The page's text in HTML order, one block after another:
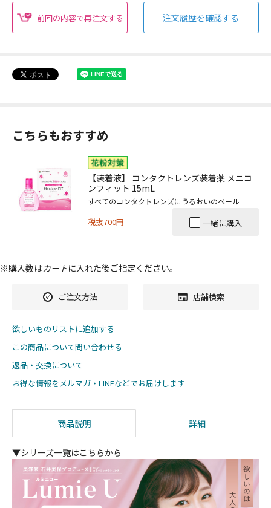
前回の内容で再注文する 注文履歴を確認する
こちらもおすすめ
【装着液】 コンタクトレンズ装着薬 メニコ
ンフィット 15mL
すべてのコンタクトレンズにうるおいのベール
税抜700円 一緒に購入
※購入数はカートに入れた後ご指定ください。
ご注文方法 店舗検索
欲しいものリストに追加する
この商品について問い合わせる
返品・交換について
お得な情報をメルマガ・LINEなどでお届けします
商品説明 詳細
▼シリーズ一覧はこちらから